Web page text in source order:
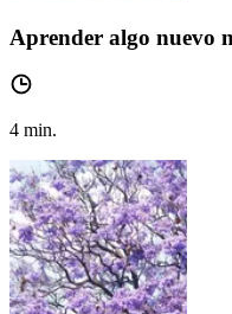
Aprender algo nuevo
4 min.